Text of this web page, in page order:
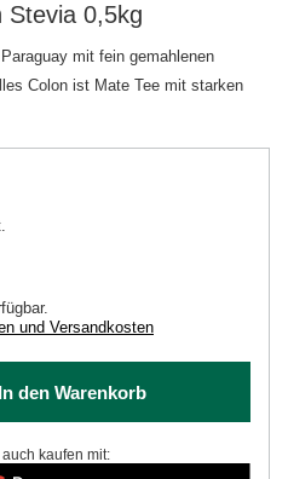
Stevia 0,5kg
mit fein gemahlenen
Colon ist Mate Tee mit starken
und Versandkosten
In den Warenkorb
kaufen mit: